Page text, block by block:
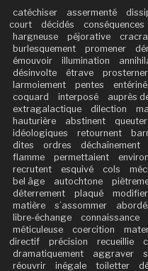
catéchiser assermenté
court
décidés conséquences
hargneuse
péjorative cracra
burlesquement
promener
émouvoir
illumination
désinvolte
étrave prosterner
larmoiement
pentes entériné
coquard
interposé auprès
extragalactique
dilection
hauturière
abstinent queuter
idéologiques
retournent
dites
ordres déchaînement
flamme
permettaient environ
recrutent
esquivé cols
bel âge
autochtone
déterrement
plaqué modifier
matière
s’assommer
libre-échange
connaissance
méticuleuse
coercition
directif
précision recueillie
dramatiquement
aggraver
réouvrir
inégale toiletter